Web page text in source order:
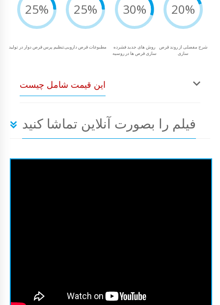
25%
تنظیم پرس قرص دوار در تولید
25%
مطبوعات قرص دارویی
30%
روش های جدید فشرده
سازی قرص ها در روسیه
20%
شرح مفصلی از روند قرص
سازی
این قیمت شامل چیست
فیلم را بصورت آنلاین تماشا کنید